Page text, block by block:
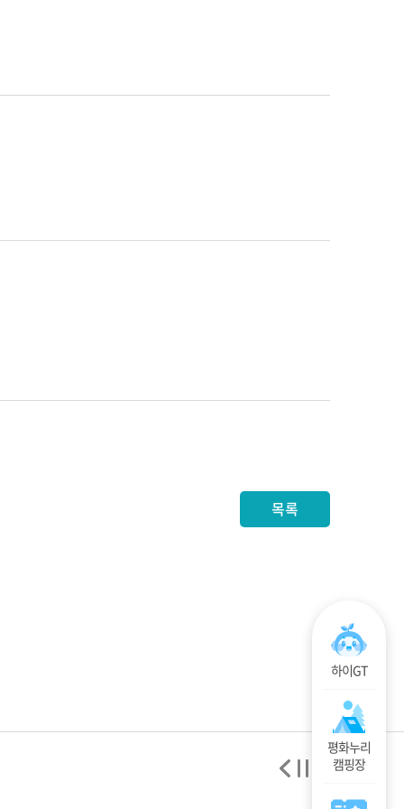
목록
하이GT
평화누리
캠핑장